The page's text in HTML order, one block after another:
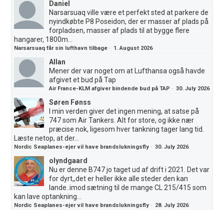
Daniel
Narsarsuaq ville være et perfekt sted at parkere de
nyindkøbte P8 Poseidon, der er masser af plads på
forpladsen, masser af plads til at bygge flere
hangarer, 1800m...
Narsarsuaq får sin lufthavn tilbage · 1. August 2026
Allan
Mener der var noget om at Lufthansa også havde
afgivet et bud på Tap
Air France-KLM afgiver bindende bud på TAP ·30. July 2026
Søren Fønss
I min verden giver det ingen mening, at satse på
747 som Air Tankers. Alt for store, og ikke nær
præcise nok, ligesom hver tankning tager lang tid.
Læste netop, at der...
Nordic Seaplanes-ejer vil have brandslukningsfly ·30. July 2026
olyndgaard
Nu er denne B747 jo taget ud af drift i 2021. Det var
for dyrt,,det er heller ikke alle steder den kan
lande..imod sætning til de mange CL 215/415 som
kan lave optankning...
Nordic Seaplanes-ejer vil have brandslukningsfly · 28. July 2026